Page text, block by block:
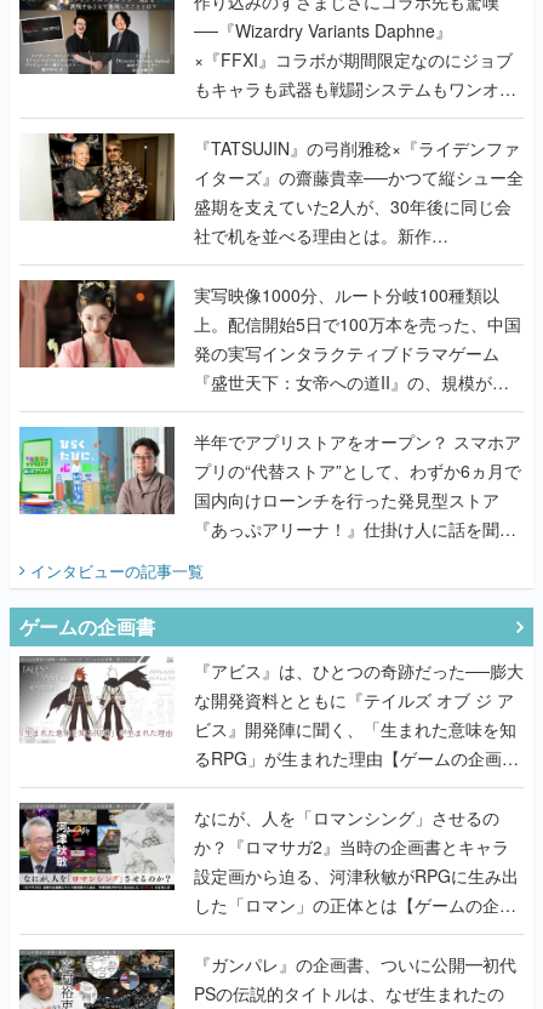
──『Wizardry Variants Daphne』
×『FFXI』コラボが期間限定なのにジョブ
もキャラも武器も戦闘システムもワンオフ
で作り込まれた理由を両ディレクターに聞
く
『TATSUJIN』の弓削雅稔×『ライデンファ
イターズ』の齋藤貴幸──かつて縦シュー全
盛期を支えていた2人が、30年後に同じ会
社で机を並べる理由とは。新作
『TATSUJIN EXTREME』で初タッグを組
んだレジェンド2人に訊く開発秘話
実写映像1000分、ルート分岐100種類以
上。配信開始5日で100万本を売った、中国
発の実写インタラクティブドラマゲーム
『盛世天下：女帝への道II』の、規模が違
うこだわりをプロデューサーに聞いた
半年でアプリストアをオープン？ スマホア
プリの“代替ストア”として、わずか6ヵ月で
国内向けローンチを行った発見型ストア
『あっぷアリーナ！』仕掛け人に話を聞い
てみた
インタビューの記事一覧
ゲームの企画書
『アビス』は、ひとつの奇跡だった──膨大
な開発資料とともに『テイルズ オブ ジ ア
ビス』開発陣に聞く、「生まれた意味を知
るRPG」が生まれた理由【ゲームの企画
書】
なにが、人を「ロマンシング」させるの
か？『ロマサガ2』当時の企画書とキャラ
設定画から迫る、河津秋敏がRPGに生み出
した「ロマン」の正体とは【ゲームの企画
書】
『ガンパレ』の企画書、ついに公開━初代
PSの伝説的タイトルは、なぜ生まれたの